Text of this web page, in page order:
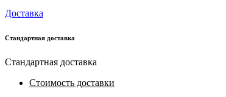
Доставка
Стандартная доставка
Стандартная доставка
Стоимость доставки